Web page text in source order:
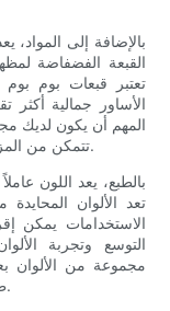
بالإضافة إلى المواد،
القبعة الفضفاضة
تعتبر قبعات بوم بوم
الأساور جمالية أكثر
المهم أن يكون لديك
تتمكن من المزج والمطابقة بناءً على حالتك المزاجية وملابسك.
بالطبع، يعد اللون
تعد الألوان
الاستخدامات يمكن
التوسع وتجربة
مجموعة من الألوان
طريقة رائعة لإضافة بعض الشخصية إلى مظهرك.